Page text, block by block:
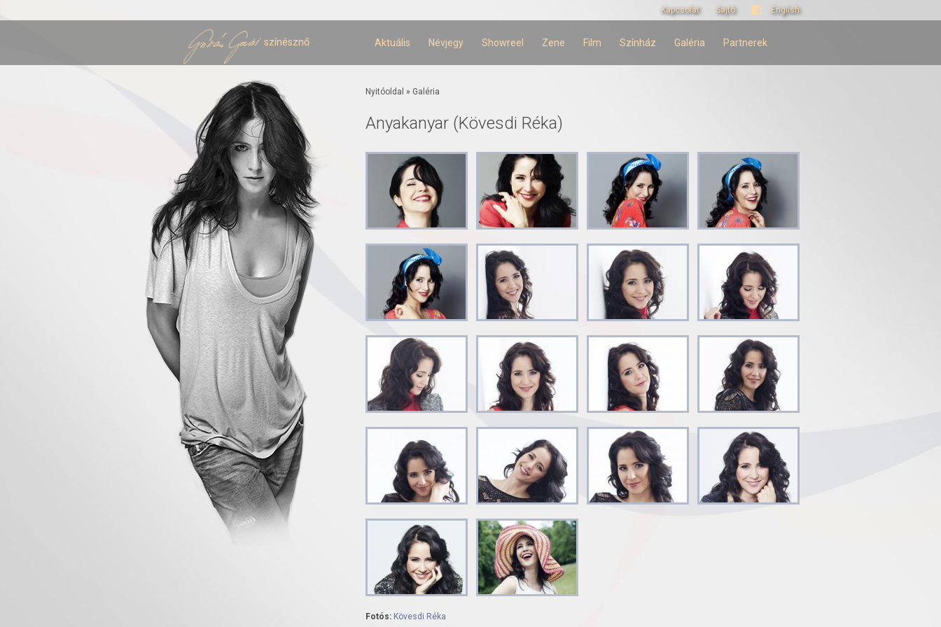
tartalomra
Kapcsolat Sajtó English
színésznő Aktuális Névjegy Showreel Zene Film Színház Galéria Partnerek
Jelenlegi hely
Nyitóoldal » Galéria
Anyakanyar (Kövesdi Réka)
Fotós: Kövesdi Réka